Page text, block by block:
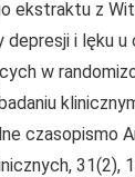
ekstraktu z
depresji i lęku u
w
czasopismo
31(2),